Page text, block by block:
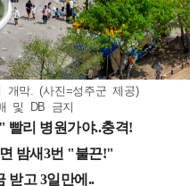
개막. (사진=성주군 제공)
및 DB 금지